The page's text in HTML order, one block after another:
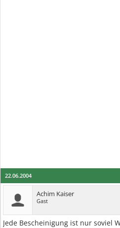
22.06.2004
Achim Kaiser
Gast
Jede Bescheinigung ist nur soviel